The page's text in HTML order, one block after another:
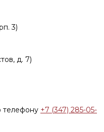
3)
д. 7)
телефону +7 (347) 285-05-